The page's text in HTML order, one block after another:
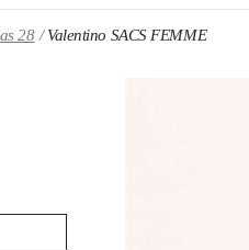
28 Valentino SACS FEMME